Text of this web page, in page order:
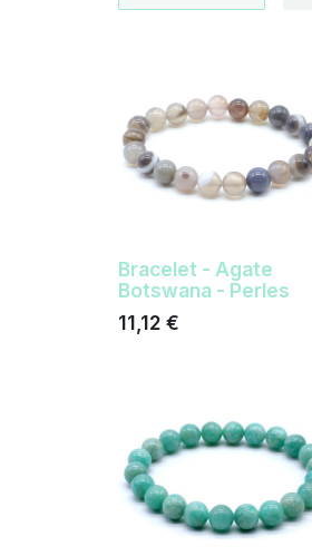
Bracelet - Agate
Botswana - Perles
11,12 €